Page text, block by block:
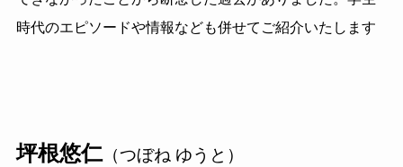
時代のエピソードや情報なども併せてご紹介いたします
坪根悠仁（つぼね ゆうと）